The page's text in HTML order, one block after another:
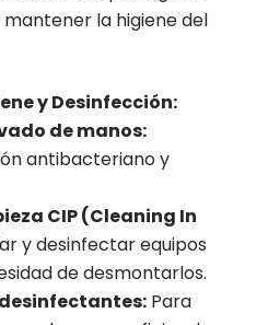
la higiene del
y Desinfección:
de manos:
antibacteriano y
CIP (Cleaning In
y desinfectar equipos
de desmontarlos.
Para